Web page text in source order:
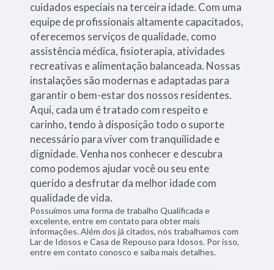
cuidados especiais na terceira idade. Com uma
equipe de profissionais altamente capacitados,
oferecemos serviços de qualidade, como
assistência médica, fisioterapia, atividades
recreativas e alimentação balanceada. Nossas
instalações são modernas e adaptadas para
garantir o bem-estar dos nossos residentes.
Aqui, cada um é tratado com respeito e
carinho, tendo à disposição todo o suporte
necessário para viver com tranquilidade e
dignidade. Venha nos conhecer e descubra
como podemos ajudar você ou seu ente
querido a desfrutar da melhor idade com
qualidade de vida.
Possuímos uma forma de trabalho Qualificada e
excelente, entre em contato para obter mais
informações. Além dos já citados, nós trabalhamos com
Lar de Idosos e Casa de Repouso para Idosos. Por isso,
entre em contato conosco e saiba mais detalhes.